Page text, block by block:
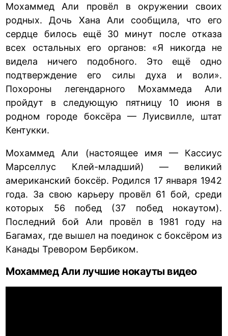
Мохаммед Али провёл в окружении своих
родных. Дочь Хана Али сообщила, что его
сердце билось ещё 30 минут после отказа
всех остальных его органов: «Я никогда не
видела ничего подобного. Это ещё одно
подтверждение его силы духа и воли».
Похороны легендарного Мохаммеда Али
пройдут в следующую пятницу 10 июня в
родном городе боксёра — Луисвилле, штат
Кентукки.
Мохаммед Али (настоящее имя — Кассиус
Марселлус Клей-младший) — великий
американский боксёр. Родился 17 января 1942
года. За свою карьеру провёл 61 бой, среди
которых 56 побед (37 побед нокаутом).
Последний бой Али провёл в 1981 году на
Багамах, где вышел на поединок с боксёром из
Канады Тревором Бербиком.
Мохаммед Али лучшие нокауты видео